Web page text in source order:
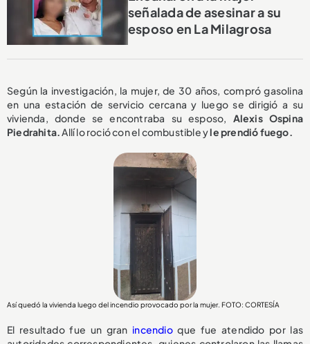
señalada de asesinar a su
esposo en La Milagrosa
Según la investigación, la mujer, de 30 años, compró gasolina
en una estación de servicio cercana y luego se dirigió a su
vivienda, donde se encontraba su esposo, Alexis Ospina
Piedrahita.Allí lo roció con el combustible yle prendió fuego.
Así quedó la vivienda luego del incendio provocado por la mujer. FOTO: CORTESÍA
El resultado fue un gran incendioque fue atendido por las